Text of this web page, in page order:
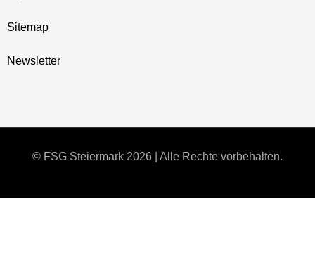
Sitemap
Newsletter
© FSG Steiermark 2026 | Alle Rechte vorbehalten.